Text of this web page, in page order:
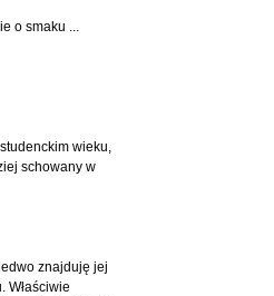
o smaku ...
wieku,
schowany w
znajduję jej
Właściwie